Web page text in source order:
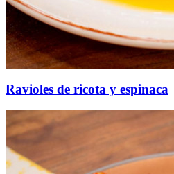
Ravioles de ricota y espinaca